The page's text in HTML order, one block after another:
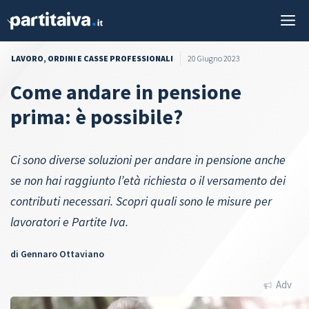
LAVORO, ORDINI E CASSE PROFESSIONALI 20 Giugno 2023
Come andare in pensione
prima: è possibile?
Ci sono diverse soluzioni per andare in pensione anche
se non hai raggiunto l’età richiesta o il versamento dei
contributi necessari. Scopri quali sono le misure per
lavoratori e Partite Iva.
di Gennaro Ottaviano
Adv